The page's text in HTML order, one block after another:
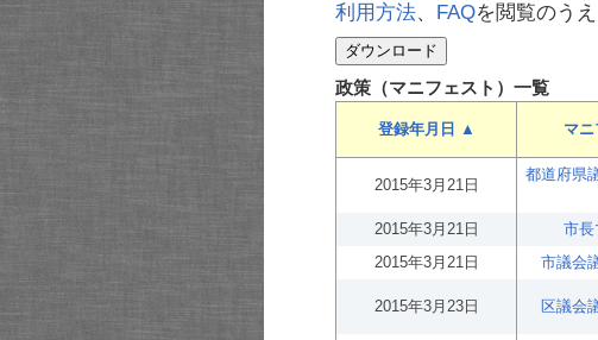
利用方法、 FAQを閲覧のう
政策（マニフェスト）一覧
登録年月日 ▲ マニ
2015年3月21日
都道府県
2015年3月21日 市長
2015年3月21日
市議会
2015年3月23日 区議会